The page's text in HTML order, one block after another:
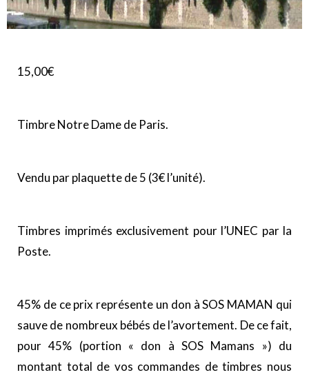
15,00€
Timbre Notre Dame de Paris.
Vendu par plaquette de 5 (3€ l’unité).
Timbres imprimés exclusivement pour l’UNEC par la
Poste.
45% de ce prix représente un don à SOS MAMAN qui
sauve de nombreux bébés de l’avortement. De ce fait,
pour 45% (portion « don à SOS Mamans ») du
montant total de vos commandes de timbres nous